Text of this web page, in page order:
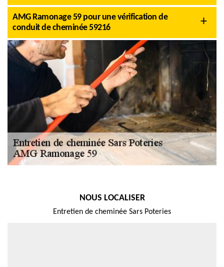
AMG Ramonage 59 pour une vérification de
conduit de cheminée 59216
NOUS LOCALISER
Entretien de cheminée Sars Poteries